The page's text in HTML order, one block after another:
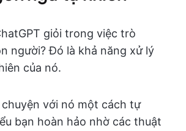
giỏi trong việc trò
người? Đó là khả năng xử lý
của nó.
với nó một cách tự
bạn hoàn hảo nhờ các thuật